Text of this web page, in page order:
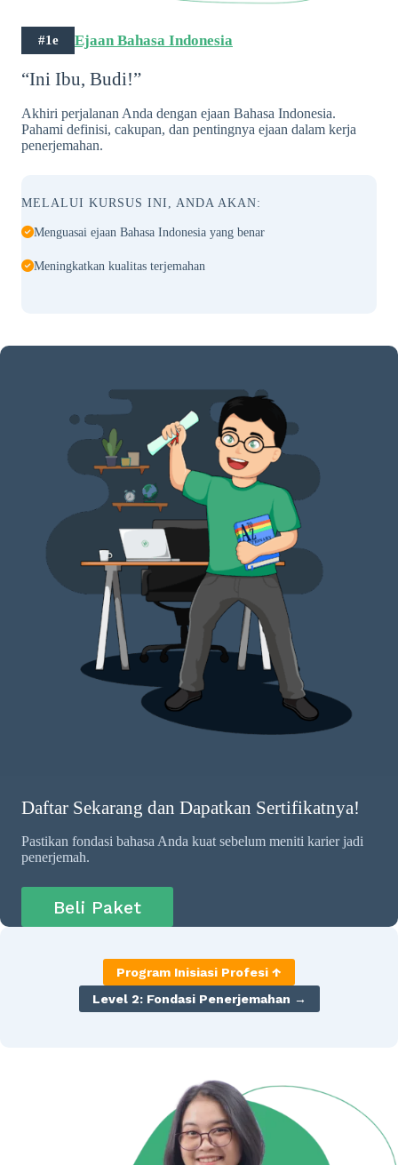
#1e Ejaan Bahasa Indonesia
“Ini Ibu, Budi!”
Akhiri perjalanan Anda dengan ejaan Bahasa Indonesia.
Pahami definisi, cakupan, dan pentingnya ejaan dalam kerja
penerjemahan.
MELALUI KURSUS INI, ANDA AKAN:
Menguasai ejaan Bahasa Indonesia yang benar
Meningkatkan kualitas terjemahan
Daftar Sekarang dan Dapatkan Sertifikatnya!
Pastikan fondasi bahasa Anda kuat sebelum meniti karier jadi
penerjemah.
Beli Paket
Program Inisiasi Profesi ↑
Level 2: Fondasi Penerjemahan →